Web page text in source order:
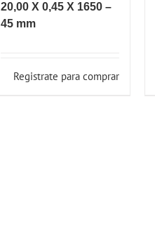
20,00 X 0,45 X 1650 –
45 mm
Registrate para comprar